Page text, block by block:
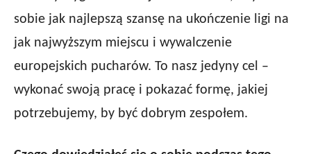
sobie jak najlepszą szansę na ukończenie ligi na
jak najwyższym miejscu i wywalczenie
europejskich pucharów. To nasz jedyny cel –
wykonać swoją pracę i pokazać formę, jakiej
potrzebujemy, by być dobrym zespołem.